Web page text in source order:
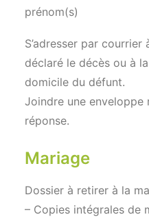
prénom(s)
S’adresser par
déclaré le décès ou à
domicile du défunt.
Joindre une
réponse.
Mariage
Dossier à retirer à la
– Copies intégrales de